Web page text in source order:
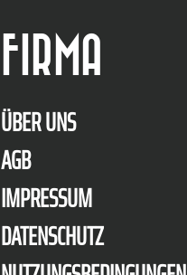
FIRMA
ÜBER UNS
AGB
IMPRESSUM
DATENSCHUTZ